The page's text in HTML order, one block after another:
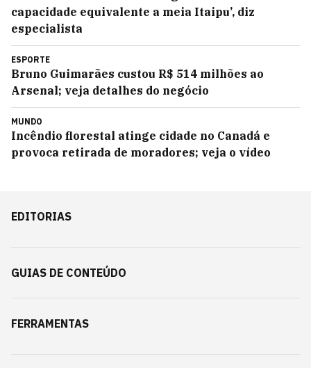
capacidade equivalente a meia Itaipu’, diz
especialista
ESPORTE
Bruno Guimarães custou R$ 514 milhões ao
Arsenal; veja detalhes do negócio
MUNDO
Incêndio florestal atinge cidade no Canadá e
provoca retirada de moradores; veja o vídeo
EDITORIAS
GUIAS DE CONTEÚDO
FERRAMENTAS